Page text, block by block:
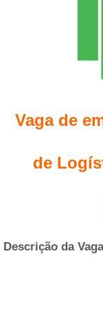
Vaga de
de
Descrição da